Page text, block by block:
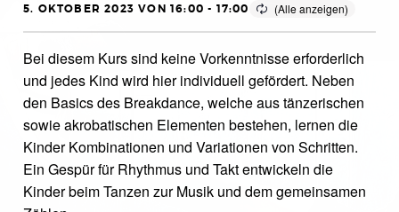
5. OKTOBER 2023 VON 16:00 - 17:00
Bei diesem Kurs sind keine Vorkenntnisse erforderlich
und jedes Kind wird hier individuell gefördert. Neben
den Basics des Breakdance, welche aus tänzerischen
sowie akrobatischen Elementen bestehen, lernen die
Kinder Kombinationen und Variationen von Schritten.
Ein Gespür für Rhythmus und Takt entwickeln die
Kinder beim Tanzen zur Musik und dem gemeinsamen